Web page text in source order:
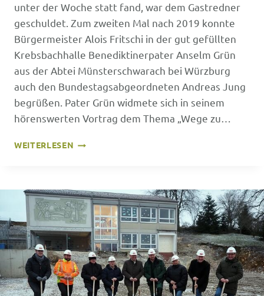
unter der Woche statt fand, war dem Gastredner
geschuldet. Zum zweiten Mal nach 2019 konnte
Bürgermeister Alois Fritschi in der gut gefüllten
Krebsbachhalle Benediktinerpater Anselm Grün
aus der Abtei Münsterschwarach bei Würzburg
auch den Bundestagsabgeordneten Andreas Jung
begrüßen. Pater Grün widmete sich in seinem
hörenswerten Vortrag dem Thema „Wege zu…
WEITERLESEN NEUJAHRSEMPFANG
11.
JANUAR
2024